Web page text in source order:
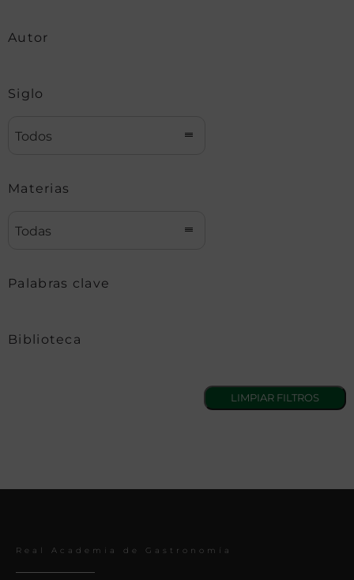
Autor
Siglo
Todos
Materias
Todas
Palabras clave
Biblioteca
Real Academia de Gastronomía